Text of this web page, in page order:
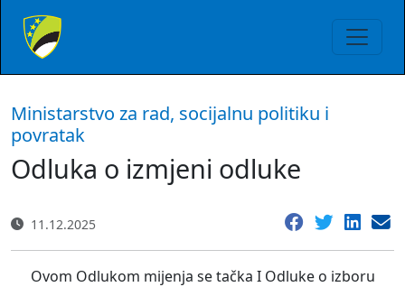
Ministarstvo za rad, socijalnu politiku i
povratak
Odluka o izmjeni odluke
11.12.2025
Ovom Odlukom mijenja se tačka I Odluke o izboru